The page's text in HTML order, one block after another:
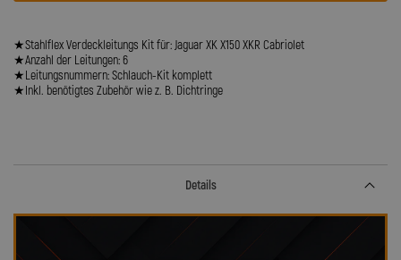
★Stahlflex Verdeckleitungs Kit für: Jaguar XK X150 XKR Cabriolet
★Anzahl der Leitungen: 6
★Leitungsnummern: Schlauch-Kit komplett
★Inkl. benötigtes Zubehör wie z. B. Dichtringe
Details